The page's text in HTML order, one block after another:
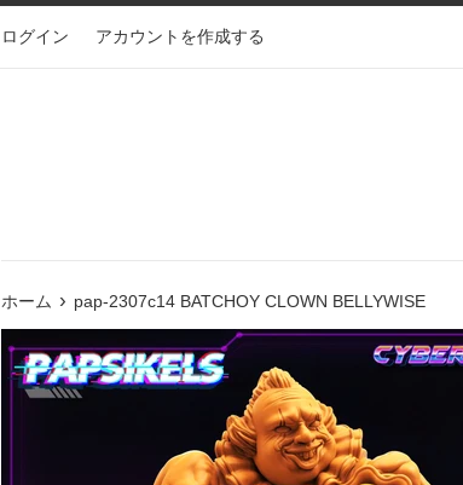
ログイン アカウントを作成する
ホーム › pap-2307c14 BATCHOY CLOWN BELLYWISE